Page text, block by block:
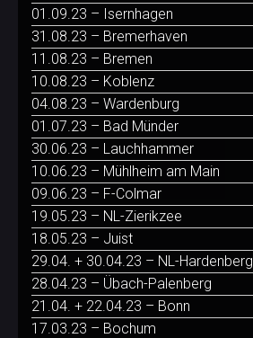
01.09.23 – Isernhagen
31.08.23 – Bremerhaven
11.08.23 – Bremen
10.08.23 – Koblenz
04.08.23 – Wardenburg
01.07.23 – Bad Münder
30.06.23 – Lauchhammer
10.06.23 – Mühlheim am Main
09.06.23 – F-Colmar
19.05.23 – NL-Zierikzee
18.05.23 – Juist
29.04. + 30.04.23 – NL-Hardenberg
28.04.23 – Übach-Palenberg
21.04. + 22.04.23 – Bonn
17.03.23 – Bochum